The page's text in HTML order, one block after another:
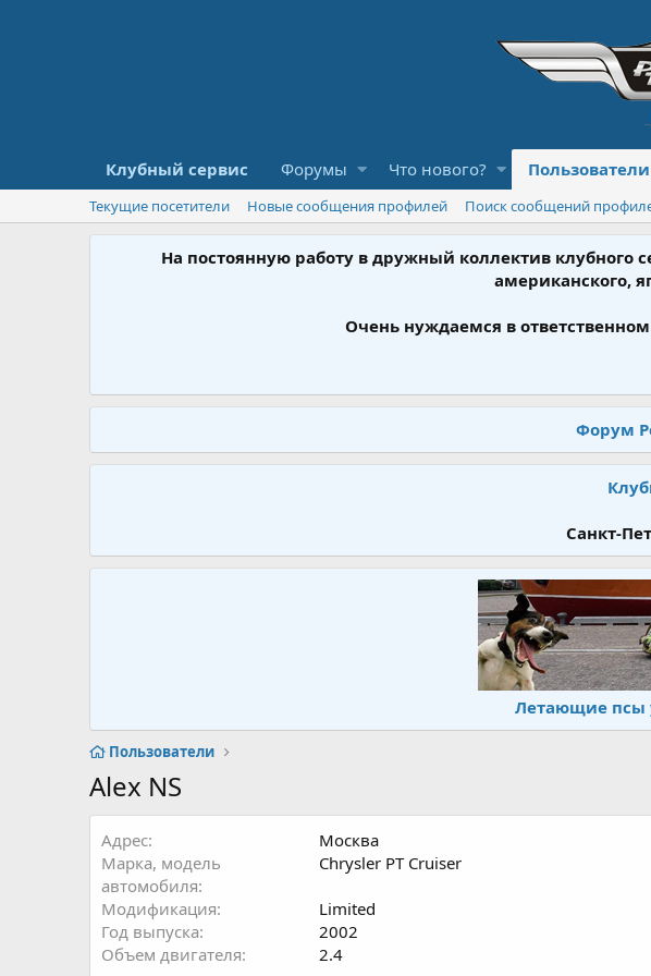
Клубный сервис Форумы Что нового? Пользователи
Текущие посетители Новые сообщения профилей Поиск сообщений
На постоянную работу в дружный коллектив клубного
американского,
Очень нуждаемся в
Форум
Санкт-
Летающие псы
Пользователи
Alex NS
Адрес
Москва
Марка, модель
автомобиля
Chrysler PT Cruiser
Модификация
Limited
Год выпуска
2002
Объем двигателя
2.4